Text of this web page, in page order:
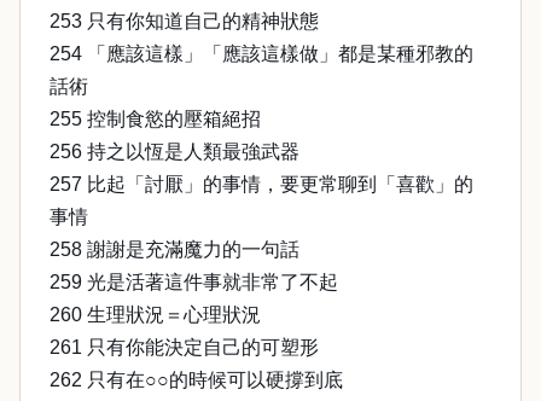
253 只有你知道自己的精神狀態
254 「應該這樣」「應該這樣做」都是某種邪教的
話術
255 控制食慾的壓箱絕招
256 持之以恆是人類最強武器
257 比起「討厭」的事情，要更常聊到「喜歡」的
事情
258 謝謝是充滿魔力的一句話
259 光是活著這件事就非常了不起
260 生理狀況＝心理狀況
261 只有你能決定自己的可塑形
262 只有在○○的時候可以硬撐到底